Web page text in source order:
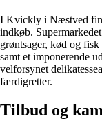
I Kvickly i Næstved
indkøb.
grøntsager, kød og
samt et imponerende
velforsynet
færdigretter.
Tilbud og